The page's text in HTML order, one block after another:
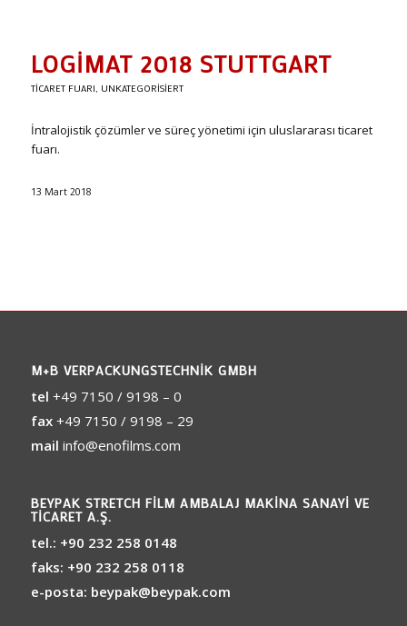
LOGIMAT 2018 STUTTGART
TICARET FUARI, UNKATEGORISIERT
İntralojistik çözümler ve süreç yönetimi için uluslararası ticaret
fuarı.
13 Mart 2018
M+B VERPACKUNGSTECHNIK GMBH
tel +49 7150 / 9198 – 0
fax +49 7150 / 9198 – 29
mail info@enofilms.com
BEYPAK STRETCH FILM AMBALAJ MAKINA SANAYI VE
TICARET A.Ş.
tel.: +90 232 258 0148
faks: +90 232 258 0118
e-posta: beypak@beypak.com